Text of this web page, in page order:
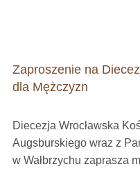
Zaproszenie na
dla Mężczyzn
Diecezja Wrocławska
Augsburskiego wraz z
w Wałbrzychu zaprasza